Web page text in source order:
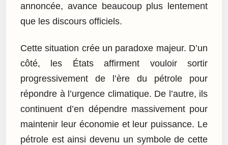
annoncée, avance beaucoup plus lentement
que les discours officiels.
Cette situation crée un paradoxe majeur. D’un
côté, les États affirment vouloir sortir
progressivement de l’ère du pétrole pour
répondre à l’urgence climatique. De l’autre, ils
continuent d’en dépendre massivement pour
maintenir leur économie et leur puissance. Le
pétrole est ainsi devenu un symbole de cette